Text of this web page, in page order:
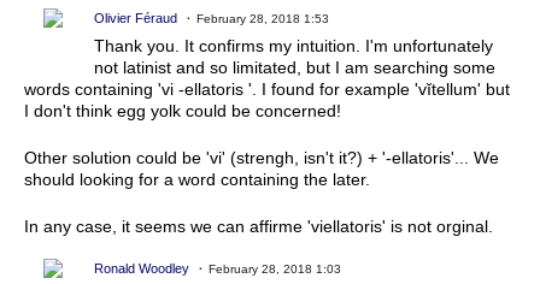
Olivier Féraud February 28, 2018 1:53
Thank you. It confirms my intuition. I'm unfortunately
not latinist and so limitated, but I am searching some
words containing 'vi -ellatoris '. I found for example 'vĭtellum' but
I don't think egg yolk could be concerned!
Other solution could be 'vi' (strengh, isn't it?) + '-ellatoris'... We
should looking for a word containing the later.
In any case, it seems we can affirme 'viellatoris' is not orginal.
Ronald Woodley February 28, 2018 1:03